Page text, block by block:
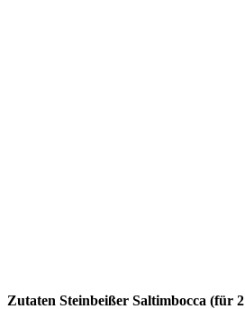
Zuta­ten Stein­bei­ßer Sal­tim­boc­ca (für 2